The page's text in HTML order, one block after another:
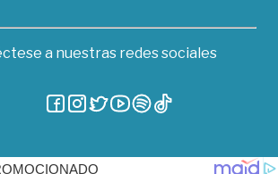
a nuestras redes sociales